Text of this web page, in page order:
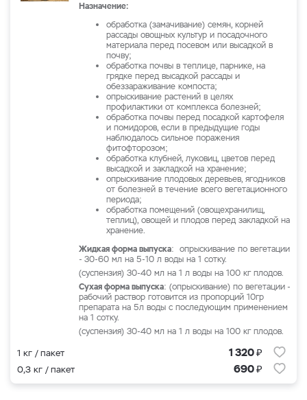
Назначение:
обработка (замачивание) семян, корней
рассады овощных культур и посадочного
материала перед посевом или высадкой в
почву;
обработка почвы в теплице, парнике, на
грядке перед высадкой рассады и
обеззараживание компоста;
опрыскивание растений в целях
профилактики от комплекса болезней;
обработка почвы перед посадкой картофеля
и помидоров, если в предыдущие годы
наблюдалось сильное поражения
фитофторозом;
обработка клубней, луковиц, цветов перед
высадкой и закладкой на хранение;
опрыскивание плодовых деревьев, ягодников
от болезней в течение всего вегетационного
периода;
обработка помещений (овощехранилищ,
теплиц), овощей и плодов перед закладкой на
хранение.
Жидкая форма выпуска: опрыскивание по вегетации
- 30-60 мл на 5-10 л воды на 1 сотку.
(суспензия) 30-40 мл на 1 л воды на 100 кг плодов.
Сухая форма выпуска: (опрыскивание) по вегетации -
рабочий раствор готовится из пропорций 10гр
препарата на 5л воды с последующим применением
на 1 сотку.
(суспензия) 30-40 мл на 1 л воды на 100 кг плодов.
1 кг / пакет 1 320₽
0,3 кг / пакет 690₽